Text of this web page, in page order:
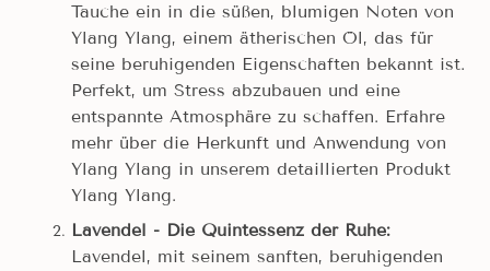
Tauche ein in die süßen, blumigen Noten von
Ylang Ylang, einem ätherischen Öl, das für
seine beruhigenden Eigenschaften bekannt ist.
Perfekt, um Stress abzubauen und eine
entspannte Atmosphäre zu schaffen. Erfahre
mehr über die Herkunft und Anwendung von
Ylang Ylang in unserem detaillierten Produkt
Ylang Ylang.
Lavendel - Die Quintessenz der Ruhe:
Lavendel, mit seinem sanften, beruhigenden